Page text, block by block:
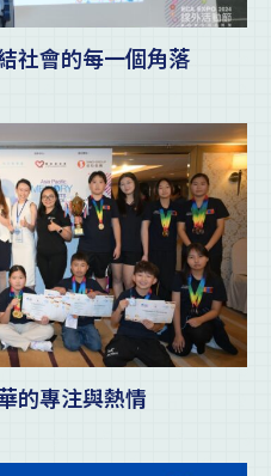
社會的每一個角落
的專注與熱情